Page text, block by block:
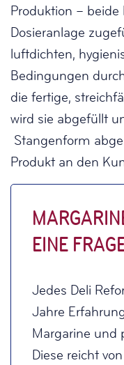
Produktion –
Dosieranlage
luftdichten,
Bedingungen
die fertige,
wird sie abgefüllt
Stangenform
Produkt an den
EINE
Jedes Deli
Jahre
Margarine und
Diese reicht